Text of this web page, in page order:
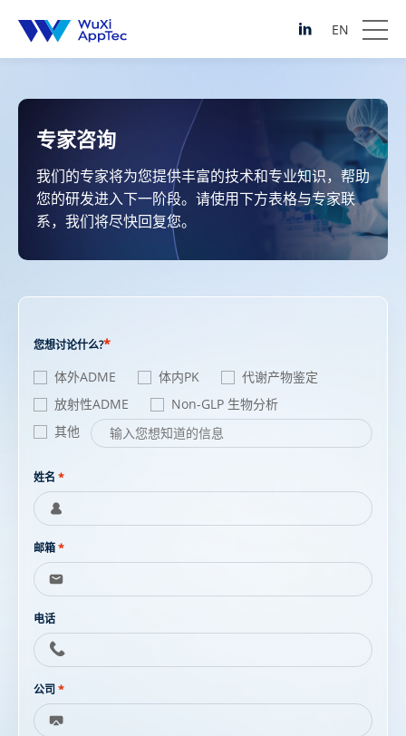
EN
专家咨询
我们的专家将为您提供丰富的技术和专业知识，帮助
您的研发进入下一阶段。请使用下方表格与专家联
系，我们将尽快回复您。
您想讨论什么?*
体外ADME
体内PK
代谢产物鉴定
放射性ADME
Non-GLP 生物分析
其他
姓名 *
邮箱*
电话
公司 *